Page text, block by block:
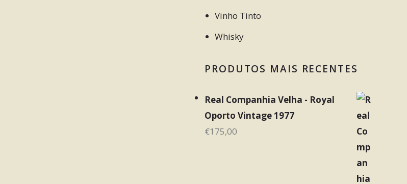
Vinho Tinto
Whisky
PRODUTOS MAIS RECENTES
Real Companhia Velha - Royal
Oporto Vintage 1977
€175,00